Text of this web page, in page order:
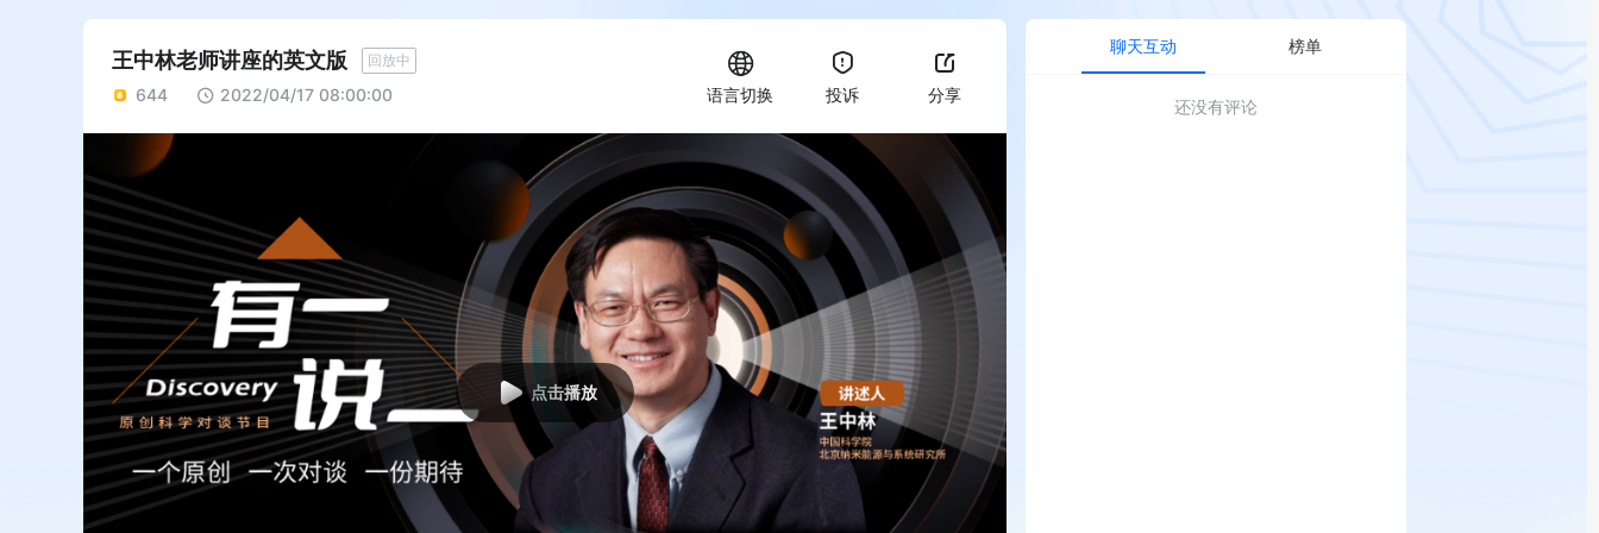
王中林老师讲座的英文版 回放中
644 2022/04/17 08:00:00 语言切换 投诉 分享
点击播放
聊天互动 榜单
还没有评论